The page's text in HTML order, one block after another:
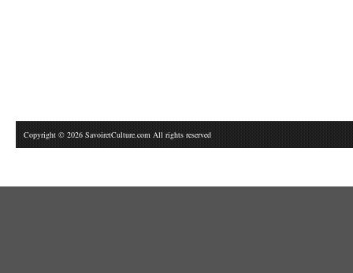
Copyright © 2026 SavoiretCulture.com All rights reserved